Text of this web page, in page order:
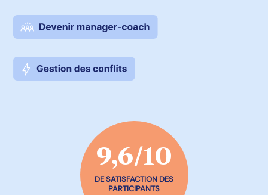
9,6/10
DE SATISFACTION DES
PARTICIPANTS